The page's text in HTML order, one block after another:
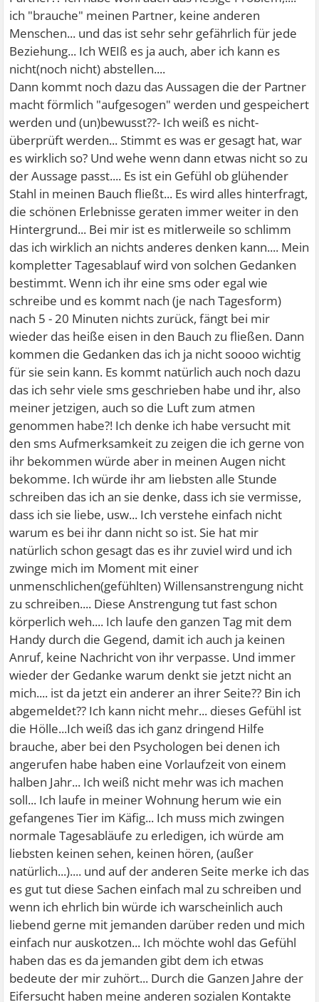
ich "brauche" meinen Partner, keine anderen
Menschen... und das ist sehr sehr gefährlich für jede
Beziehung... Ich WEIß es ja auch, aber ich kann es
nicht(noch nicht) abstellen....
Dann kommt noch dazu das Aussagen die der Partner
macht förmlich "aufgesogen" werden und gespeichert
werden und (un)bewusst??- Ich weiß es nicht-
überprüft werden... Stimmt es was er gesagt hat, war
es wirklich so? Und wehe wenn dann etwas nicht so zu
der Aussage passt.... Es ist ein Gefühl ob glühender
Stahl in meinen Bauch fließt... Es wird alles hinterfragt,
die schönen Erlebnisse geraten immer weiter in den
Hintergrund... Bei mir ist es mitlerweile so schlimm
das ich wirklich an nichts anderes denken kann.... Mein
kompletter Tagesablauf wird von solchen Gedanken
bestimmt. Wenn ich ihr eine sms oder egal wie
schreibe und es kommt nach (je nach Tagesform)
nach 5 - 20 Minuten nichts zurück, fängt bei mir
wieder das heiße eisen in den Bauch zu fließen. Dann
kommen die Gedanken das ich ja nicht soooo wichtig
für sie sein kann. Es kommt natürlich auch noch dazu
das ich sehr viele sms geschrieben habe und ihr, also
meiner jetzigen, auch so die Luft zum atmen
genommen habe?! Ich denke ich habe versucht mit
den sms Aufmerksamkeit zu zeigen die ich gerne von
ihr bekommen würde aber in meinen Augen nicht
bekomme. Ich würde ihr am liebsten alle Stunde
schreiben das ich an sie denke, dass ich sie vermisse,
dass ich sie liebe, usw... Ich verstehe einfach nicht
warum es bei ihr dann nicht so ist. Sie hat mir
natürlich schon gesagt das es ihr zuviel wird und ich
zwinge mich im Moment mit einer
unmenschlichen(gefühlten) Willensanstrengung nicht
zu schreiben.... Diese Anstrengung tut fast schon
körperlich weh.... Ich laufe den ganzen Tag mit dem
Handy durch die Gegend, damit ich auch ja keinen
Anruf, keine Nachricht von ihr verpasse. Und immer
wieder der Gedanke warum denkt sie jetzt nicht an
mich.... ist da jetzt ein anderer an ihrer Seite?? Bin ich
abgemeldet?? Ich kann nicht mehr... dieses Gefühl ist
die Hölle...Ich weiß das ich ganz dringend Hilfe
brauche, aber bei den Psychologen bei denen ich
angerufen habe haben eine Vorlaufzeit von einem
halben Jahr... Ich weiß nicht mehr was ich machen
soll... Ich laufe in meiner Wohnung herum wie ein
gefangenes Tier im Käfig... Ich muss mich zwingen
normale Tagesabläufe zu erledigen, ich würde am
liebsten keinen sehen, keinen hören, (außer
natürlich...).... und auf der anderen Seite merke ich das
es gut tut diese Sachen einfach mal zu schreiben und
wenn ich ehrlich bin würde ich warscheinlich auch
liebend gerne mit jemanden darüber reden und mich
einfach nur auskotzen... Ich möchte wohl das Gefühl
haben das es da jemanden gibt dem ich etwas
bedeute der mir zuhört... Durch die Ganzen Jahre der
Eifersucht haben meine anderen sozialen Kontakte